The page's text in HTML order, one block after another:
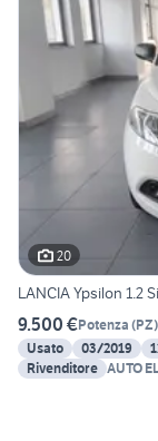
20
LANCIA Ypsilon 1.2
9.500 €Potenza (PZ)
Usato
03/2019
Rivenditore AUTO